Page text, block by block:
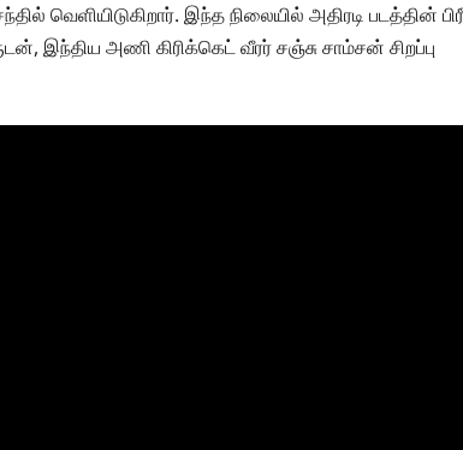
வெளியிடுகிறார். இந்த நிலையில் அதிரடி படத்தின்
இந்திய அணி கிரிக்கெட் வீரர் சஞ்சு சாம்சன் சிறப்பு